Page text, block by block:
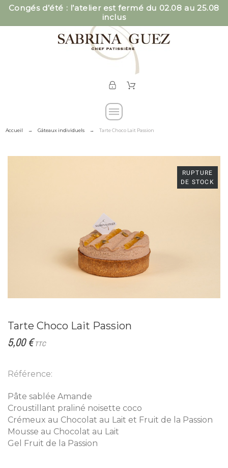
Congés d’été : l’atelier est fermé du 02.08 au 25.08
inclus
Accueil Gâteaux individuels Tarte Choco Lait Passion
RUPTURE
DE STOCK
Tarte Choco Lait Passion
5,00 € TTC
Référence:
Pâte sablée Amande
Croustillant praliné noisette coco
Crémeux au Chocolat au Lait et Fruit de la Passion
Mousse au Chocolat au Lait
Gel Fruit de la Passion